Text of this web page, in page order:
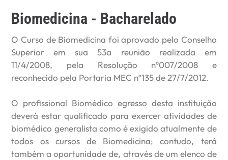
Biomedicina - Bacharelado
O Curso de Biomedicina foi aprovado pelo Conselho
Superior em sua 53a reunião realizada em
11/4/2008, pela Resolução nº007/2008 e
reconhecido pela Portaria MEC nº135 de 27/7/2012.
O profissional Biomédico egresso desta instituição
deverá estar qualificado para exercer atividades de
biomédico generalista como é exigido atualmente de
todos os cursos de Biomedicina; contudo, terá
também a oportunidade de, através de um elenco de